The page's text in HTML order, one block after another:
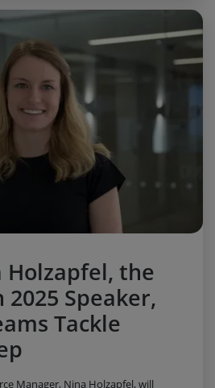
Holzapfel, the
2025 Speaker,
Tackle
Manager, Nina Holzapfel, will